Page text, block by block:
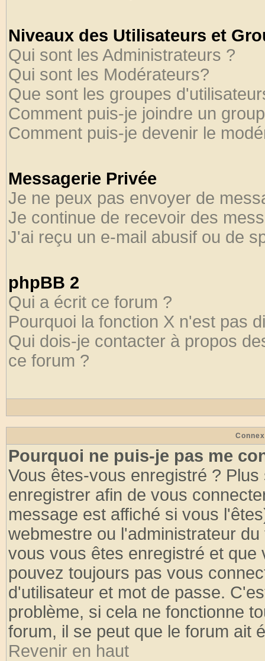
Niveaux des Utilisateurs et
Qui sont les Administrateurs ?
Qui sont les Modérateurs?
Que sont les groupes
Comment puis-je joindre un
Comment puis-je devenir le
Messagerie Privée
Je ne peux pas envoyer de
Je continue de recevoir des
J'ai reçu un e-mail abusif ou de
phpBB 2
Qui a écrit ce forum ?
Pourquoi la fonction X n'est pas
Qui dois-je contacter à propos
ce forum ?
Pourquoi ne puis-je pas me
Vous êtes-vous enregistré ?
enregistrer afin de vous
message est affiché si vous
webmestre ou l'administrateur
vous vous êtes enregistré et
pouvez toujours pas vous
d'utilisateur et mot de passe.
problème, si cela ne fonctionne
forum, il se peut que le forum ait
Revenir en haut